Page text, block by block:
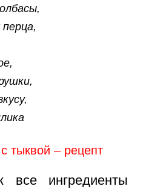
тыквой – рецепт
все ингредиенты